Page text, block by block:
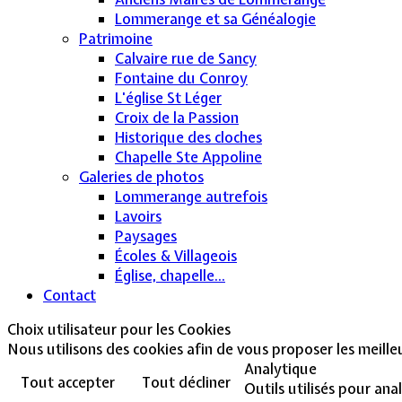
Lommerange et sa Généalogie
Patrimoine
Calvaire rue de Sancy
Fontaine du Conroy
L'église St Léger
Croix de la Passion
Historique des cloches
Chapelle Ste Appoline
Galeries de photos
Lommerange autrefois
Lavoirs
Paysages
Écoles & Villageois
Église, chapelle...
Contact
Choix utilisateur pour les Cookies
Nous utilisons des cookies afin de vous proposer les
Tout accepter
Tout décliner
Analytique
Outils utilisés pour